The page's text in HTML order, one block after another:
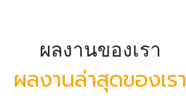
ผลงานของเรา
ผลงานล่าสุดของเรา